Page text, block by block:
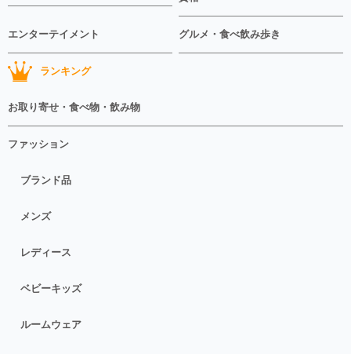
エンターテイメント グルメ・食べ飲み歩き
ランキング
お取り寄せ・食べ物・飲み物
ファッション
ブランド品
メンズ
レディース
ベビーキッズ
ルームウェア